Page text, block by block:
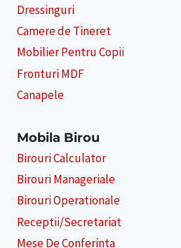
Dressinguri
Camere de Tineret
Mobilier Pentru Copii
Fronturi MDF
Canapele
Mobila Birou
Birouri Calculator
Birouri Manageriale
Birouri Operationale
Receptii/Secretariat
Mese De Conferinta